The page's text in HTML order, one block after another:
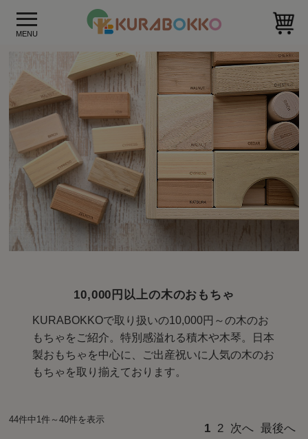
10,000円以上の木のおもちゃ
KURABOKKOで取り扱いの10,000円～の木のお
もちゃをご紹介。特別感溢れる積木や木琴。日本
製おもちゃを中心に、ご出産祝いに人気の木のお
もちゃを取り揃えております。
44件中1件～40件を表示
1 2 次へ 最後へ